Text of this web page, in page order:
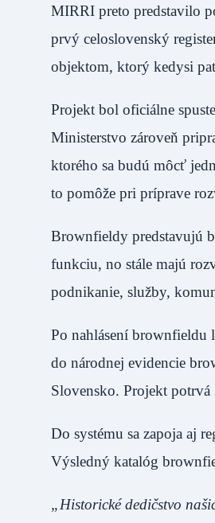
MIRRI preto predstavilo
prvý celoslovenský
objektom, ktorý kedysi
Projekt bol oficiálne
Ministerstvo zároveň
ktorého sa budú môcť
to pomôže pri príprave
Brownfieldy predstavujú
funkciu, no stále majú
podnikanie, služby,
Po nahlásení brownfieldu
do národnej evidencie
Slovensko. Projekt potrvá
Do systému sa zapoja aj
Výsledný katalóg
„Historické dedičstvo